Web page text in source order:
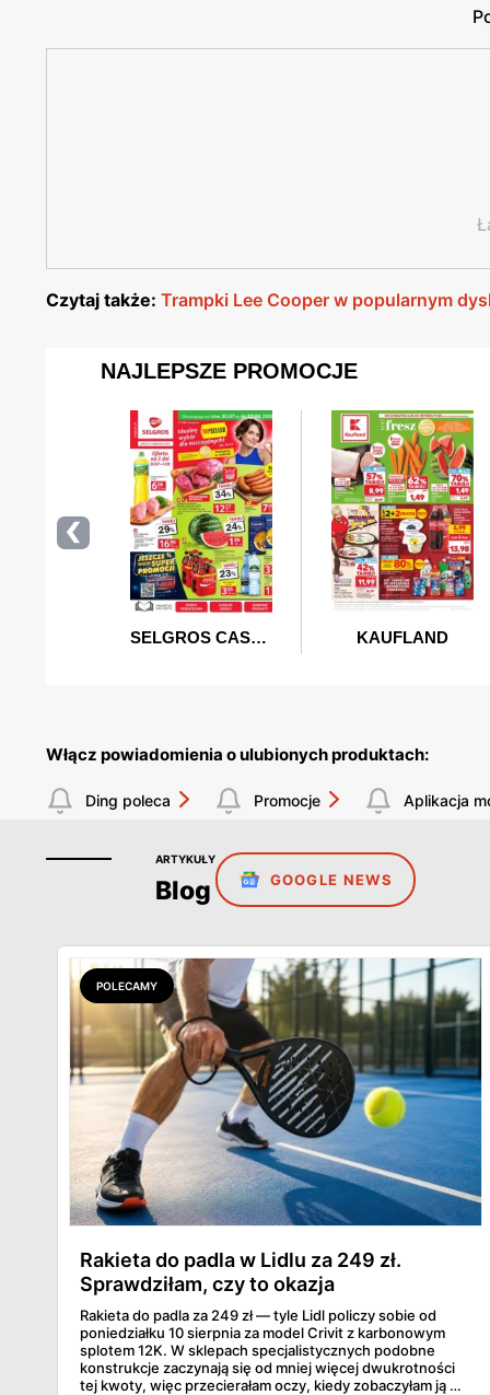
Czytaj także: Trampki Lee Cooper w popularnym
Włącz powiadomienia o ulubionych produktach:
Ding poleca Promocje Aplikacja
ARTYKUŁY
Blog GOOGLE NEWS
POLECAMY
Rakieta do padla w Lidlu za 249 zł.
Sprawdziłam, czy to okazja
Rakieta do padla za 249 zł — tyle Lidl policzy sobie od
poniedziałku 10 sierpnia za model Crivit z karbonowym
splotem 12K. W sklepach specjalistycznych podobne
konstrukcje zaczynają się od mniej więcej dwukrotności
tej kwoty, więc przecierałam oczy, kiedy zobaczyłam ją w